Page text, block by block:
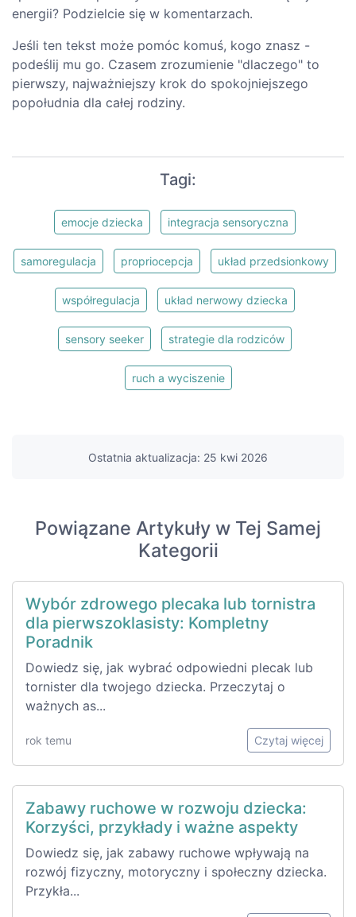
energii? Podzielcie się w komentarzach.
Jeśli ten tekst może pomóc komuś, kogo znasz -
podeślij mu go. Czasem zrozumienie "dlaczego" to
pierwszy, najważniejszy krok do spokojniejszego
popołudnia dla całej rodziny.
Tagi:
emocje dziecka integracja sensoryczna
samoregulacja propriocepcja układ przedsionkowy
współregulacja układ nerwowy dziecka
sensory seeker strategie dla rodziców
ruch a wyciszenie
Ostatnia aktualizacja: 25 kwi 2026
Powiązane Artykuły w Tej Samej
Kategorii
Wybór zdrowego plecaka lub tornistra
dla pierwszoklasisty: Kompletny
Poradnik
Dowiedz się, jak wybrać odpowiedni plecak lub
tornister dla twojego dziecka. Przeczytaj o
ważnych as...
rok temu Czytaj więcej
Zabawy ruchowe w rozwoju dziecka:
Korzyści, przykłady i ważne aspekty
Dowiedz się, jak zabawy ruchowe wpływają na
rozwój fizyczny, motoryczny i społeczny dziecka.
Przykła...